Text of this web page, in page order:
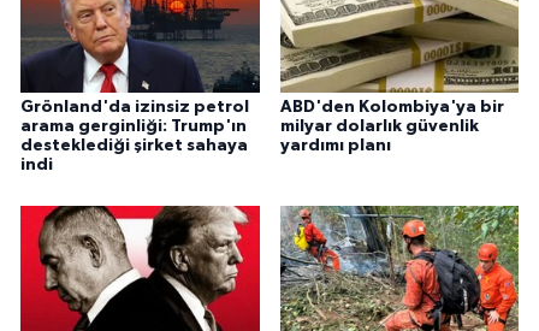
Grönland'da izinsiz petrol
arama gerginliği: Trump'ın
desteklediği şirket sahaya
indi
ABD'den Kolombiya'ya bir
milyar dolarlık güvenlik
yardımı planı